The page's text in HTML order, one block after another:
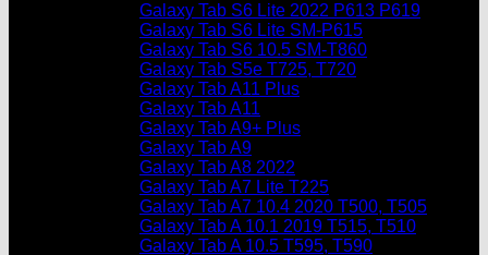
Galaxy Tab S6 Lite 2022 P613 P619
Galaxy Tab S6 Lite SM-P615
Galaxy Tab S6 10.5 SM-T860
Galaxy Tab S5e T725, T720
Galaxy Tab A11 Plus
Galaxy Tab A11
Galaxy Tab A9+ Plus
Galaxy Tab A9
Galaxy Tab A8 2022
Galaxy Tab A7 Lite T225
Galaxy Tab A7 10.4 2020 T500, T505
Galaxy Tab A 10.1 2019 T515, T510
Galaxy Tab A 10.5 T595, T590